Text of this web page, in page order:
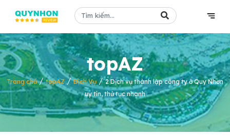
topAZ
Trang chủ/topAZ/Dịch Vụ /2 Dịch vụ thành lập công ty ở Quy Nhơn
uy tín, thủ tục nhanh